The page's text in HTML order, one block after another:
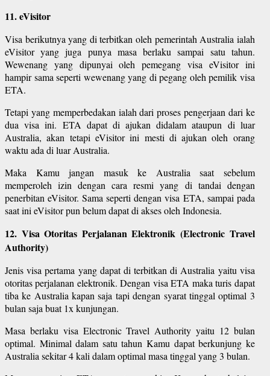
11. eVisitor
Visa berikutnya yang di terbitkan oleh pemerintah Australia ialah
eVisitor yang juga punya masa berlaku sampai satu tahun.
Wewenang yang dipunyai oleh pemegang visa eVisitor ini
hampir sama seperti wewenang yang di pegang oleh pemilik visa
ETA.
Tetapi yang memperbedakan ialah dari proses pengerjaan dari ke
dua visa ini. ETA dapat di ajukan didalam ataupun di luar
Australia, akan tetapi eVisitor ini mesti di ajukan oleh orang
waktu ada di luar Australia.
Maka Kamu jangan masuk ke Australia saat sebelum
memperoleh izin dengan cara resmi yang di tandai dengan
penerbitan eVisitor. Sama seperti dengan visa ETA, sampai pada
saat ini eVisitor pun belum dapat di akses oleh Indonesia.
12. Visa Otoritas Perjalanan Elektronik (Electronic Travel
Authority)
Jenis visa pertama yang dapat di terbitkan di Australia yaitu visa
otoritas perjalanan elektronik. Dengan visa ETA maka turis dapat
tiba ke Australia kapan saja tapi dengan syarat tinggal optimal 3
bulan saja buat 1x kunjungan.
Masa berlaku visa Electronic Travel Authority yaitu 12 bulan
optimal. Minimal dalam satu tahun Kamu dapat berkunjung ke
Australia sekitar 4 kali dalam optimal masa tinggal yang 3 bulan.